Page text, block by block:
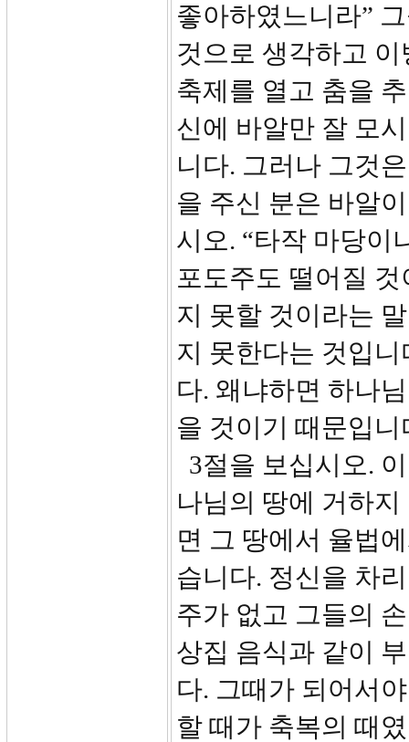
좋아하였느니라”
것으로 생각하고
축제를 열고 춤을
신에 바알만 잘 모
니다. 그러나 그것
을 주신 분은 바알
시오. “타작 마당이
포도주도 떨어질
지 못할 것이라는
지 못한다는 것입
다. 왜냐하면 하나
을 것이기 때문입니
3절을 보십시오.
나님의 땅에 거하
면 그 땅에서 율법
습니다. 정신을 차
주가 없고 그들의
상집 음식과 같이
다. 그때가 되어서
할 때가 축복의 때